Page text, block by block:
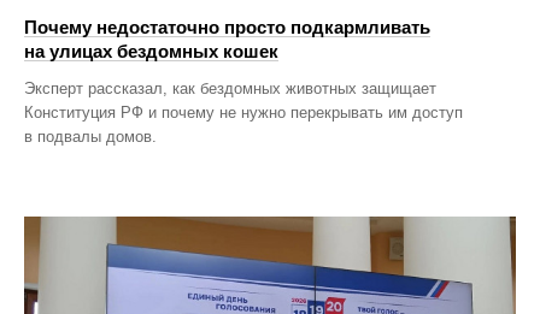
Почему недостаточно просто подкармливать
на улицах бездомных кошек
Эксперт рассказал, как бездомных животных защищает
Конституция РФ и почему не нужно перекрывать им доступ
в подвалы домов.